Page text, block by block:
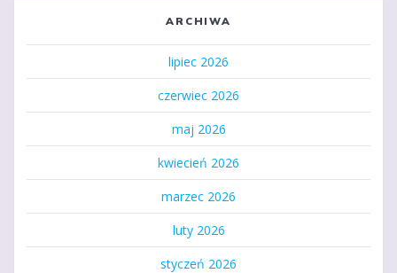
ARCHIWA
lipiec 2026
czerwiec 2026
maj 2026
kwiecień 2026
marzec 2026
luty 2026
styczeń 2026